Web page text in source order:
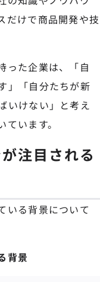
だけで商品開発や技
った企業は、「自
」「自分たちが新
いけない」と考え
います。
注目される
いる背景について
背景